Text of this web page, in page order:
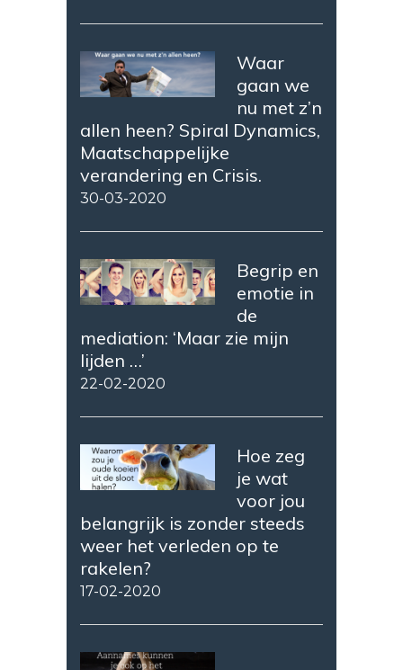
Waar
gaan we
nu met z’n
allen heen? Spiral Dynamics,
Maatschappelijke
verandering en Crisis.
30-03-2020
Begrip en
emotie in
de
mediation: ‘Maar zie mijn
lijden …’
22-02-2020
Hoe zeg
je wat
voor jou
belangrijk is zonder steeds
weer het verleden op te
rakelen?
17-02-2020